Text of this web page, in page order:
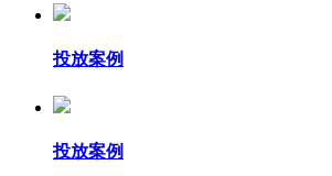
投放案例
投放案例